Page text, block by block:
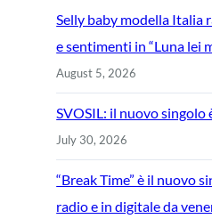
Selly baby modella Italia
e sentimenti in “Luna lei
August 5, 2026
SVOSIL: il nuovo singolo
July 30, 2026
“Break Time” è il nuovo
radio e in digitale da